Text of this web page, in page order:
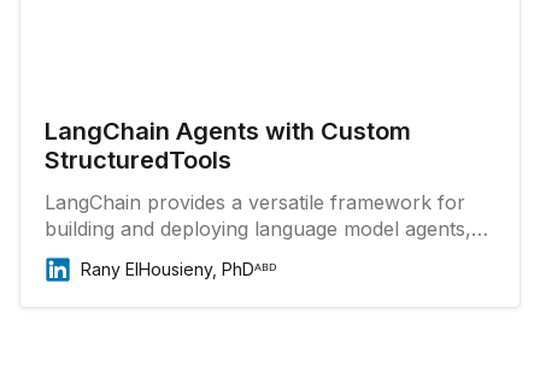
LangChain Agents with Custom
StructuredTools
LangChain provides a versatile framework for
building and deploying language model agents,
making it easier for developers to leverage the
power of large language models (LLMs) in
various applications. One of the notable features
Rany ElHousieny, PhDᴬᴮᴰ